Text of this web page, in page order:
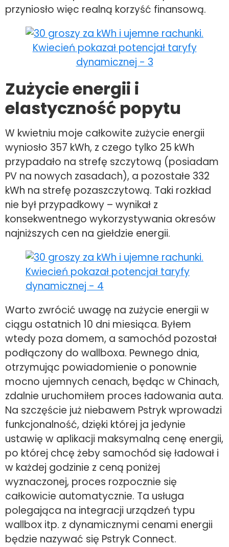
przyniosło więc realną korzyść finansową.
Zużycie energii i
elastyczność popytu
W kwietniu moje całkowite zużycie energii
wyniosło 357 kWh, z czego tylko 25 kWh
przypadało na strefę szczytową (posiadam
PV na nowych zasadach), a pozostałe 332
kWh na strefę pozaszczytową. Taki rozkład
nie był przypadkowy – wynikał z
konsekwentnego wykorzystywania okresów
najniższych cen na giełdzie energii.
Warto zwrócić uwagę na zużycie energii w
ciągu ostatnich 10 dni miesiąca. Byłem
wtedy poza domem, a samochód pozostał
podłączony do wallboxa. Pewnego dnia,
otrzymując powiadomienie o ponownie
mocno ujemnych cenach, będąc w Chinach,
zdalnie uruchomiłem proces ładowania auta.
Na szczęście już niebawem Pstryk wprowadzi
funkcjonalność, dzięki której ja jedynie
ustawię w aplikacji maksymalną cenę energii,
po której chcę żeby samochód się ładował i
w każdej godzinie z ceną poniżej
wyznaczonej, proces rozpocznie się
całkowicie automatycznie. Ta usługa
polegająca na integracji urządzeń typu
wallbox itp. z dynamicznymi cenami energii
będzie nazywać się Pstryk Connect.